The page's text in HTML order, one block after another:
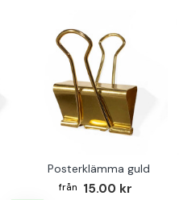
Posterklämma guld
15.00 kr